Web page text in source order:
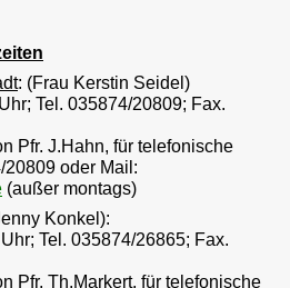
: (Frau Kerstin Seidel)
Tel. 035874/20809; Fax.
Pfr. J.Hahn, für telefonische
oder Mail:
(außer montags)
Konkel):
Tel. 035874/26865; Fax.
Pfr. Th.Markert, für telefonische